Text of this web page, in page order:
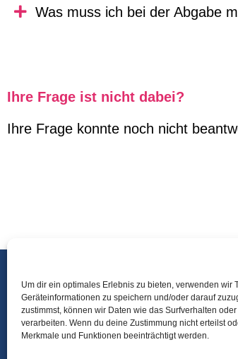
Um dir ein optimales Erlebnis zu bieten, verwenden wir
Geräteinformationen zu speichern und/oder darauf
zustimmst, können wir Daten wie das Surfverhalten
verarbeiten. Wenn du deine Zustimmung nicht erteilst
Merkmale und Funktionen beeinträchtigt werden.
Was muss ich bei der Abgabe
Ihre Frage ist nicht dabei?
Ihre Frage konnte noch nicht
Startseite
Team
Kontakt und Anfahrt